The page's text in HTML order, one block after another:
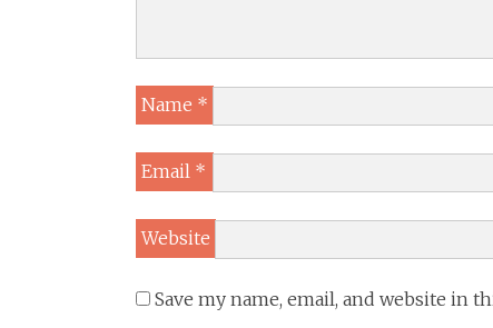
Name *
Email *
Website
Save my name, email, and website in